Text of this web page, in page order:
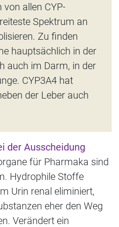
allen CYP-
Spektrum an
Zu finden
hauptsächlich in der
auch im Darm, in der
CYP3A4 hat
der Leber auch
der Ausscheidung
für Pharmaka sind
Hydrophile Stoffe
Urin renal eliminiert,
eher den Weg
Verändert ein